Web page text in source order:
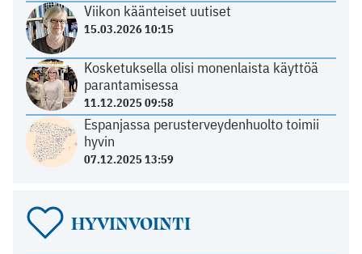
Viikon käänteiset uutiset
15.03.2026 10:15
Kosketuksella olisi monenlaista käyttöä
parantamisessa
11.12.2025 09:58
Espanjassa perusterveydenhuolto toimii
hyvin
07.12.2025 13:59
HYVINVOINTI